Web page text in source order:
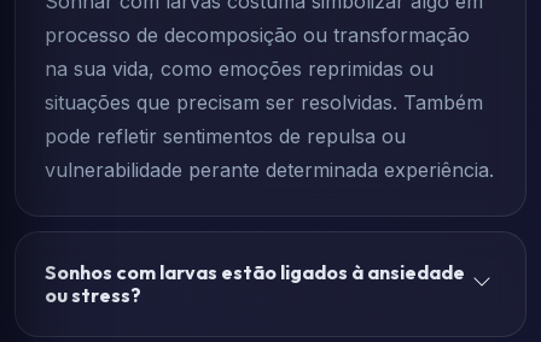
processo de decomposição ou transformação
na sua vida, como emoções reprimidas ou
situações que precisam ser resolvidas. Também
pode refletir sentimentos de repulsa ou
vulnerabilidade perante determinada experiência.
Sonhos com larvas estão ligados à ansiedade
ou stress?